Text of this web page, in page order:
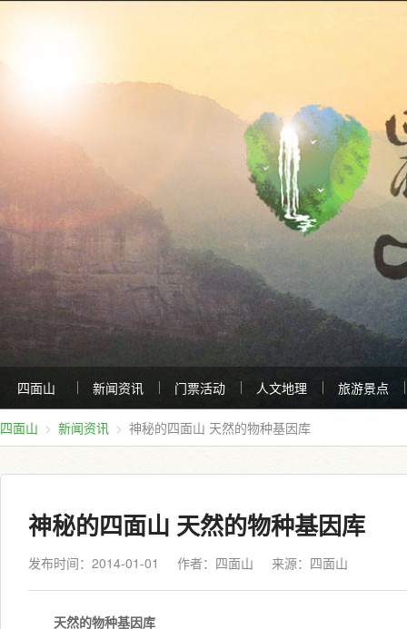
四面山 新闻资讯 门票活动 人文地理 旅游景点
四面山 新闻资讯 神秘的四面山 天然的物种基因库
神秘的四面山 天然的物种基因库
发布时间：2014-01-01 作者：四面山 来源： 四面山
天然的物种基因库